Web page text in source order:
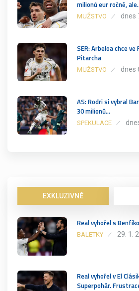
milionů eur ročně,
MUŽSTVO dnes
SER: Arbeloa chce
Pitarcha
MUŽSTVO dnes
AS: Rodri si vybral
30 milionů…
SPEKULACE
EXKLUZIVNĚ
Real vyhořel s
BALETKY 29. 1.
Real vyhořel v El
Superpohár.